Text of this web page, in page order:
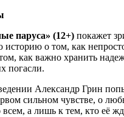
паруса» (12+) покажет
историю о том, как
как важно хранить
погасли.
Александр Грин
сильном чувстве, о
всем, а лишь к тем, кто её